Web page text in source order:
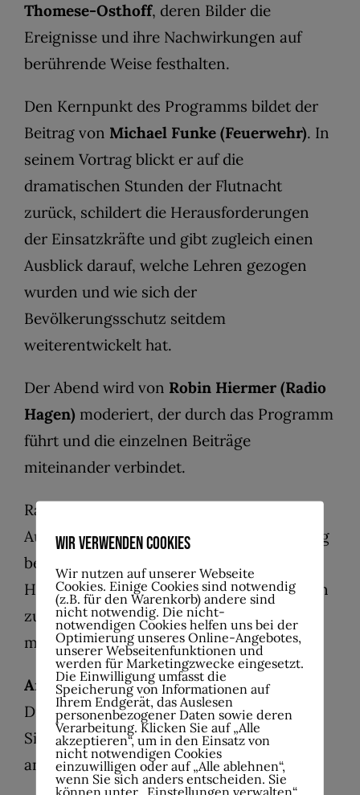
Thomese-Osthoff, deren Bilder die
Ereignisse und ihre Nachwirkungen auf
berührende Weise festhalten.
Den Kernpunkt des Programms bildet der
Beitrag von Michael Funke (Feuerwehr). In
seinem Vortrag blickt er auf die
dramatischen Stunden der Flutnacht
zurück, schildert die Herausforderungen
der Einsatzkräfte und gibt zugleich einen
Ausblick darauf, welche Lehren gezogen
wurden und wie sich der
Bevölkerungsschutz seitdem
weiterentwickelt hat.
Der Abend wird von Robin Hiermer (Radio
Hagen) moderiert, der durch das Programm
führt und die einzelnen Beiträge
miteinander verbindet.
Raum für persönliche Gespräche und
Austausch bietet der gemeinsame Ausklang
bei Getränken und einem kleinen Imbiss.
Hier besteht die Möglichkeit, Erinnerungen
zu teilen, Erfahrungen einzuordnen und
miteinander ins Gespräch zu kommen.
Anmeldung:
Die Teilnahme ist kostenfrei. Bitte melden
Sie sich vorab über die obige Reservierung
an.
Wir verwenden Cookies
Wir nutzen auf unserer Webseite
Cookies. Einige Cookies sind notwendig
(z.B. für den Warenkorb) andere sind
nicht notwendig. Die nicht-
notwendigen Cookies helfen uns bei der
Optimierung unseres Online-Angebotes,
unserer Webseitenfunktionen und
werden für Marketingzwecke eingesetzt.
Die Einwilligung umfasst die
Speicherung von Informationen auf
Ihrem Endgerät, das Auslesen
personenbezogener Daten sowie deren
Verarbeitung. Klicken Sie auf „Alle
akzeptieren“, um in den Einsatz von
nicht notwendigen Cookies
einzuwilligen oder auf „Alle ablehnen“,
wenn Sie sich anders entscheiden. Sie
können unter „Einstellungen verwalten“